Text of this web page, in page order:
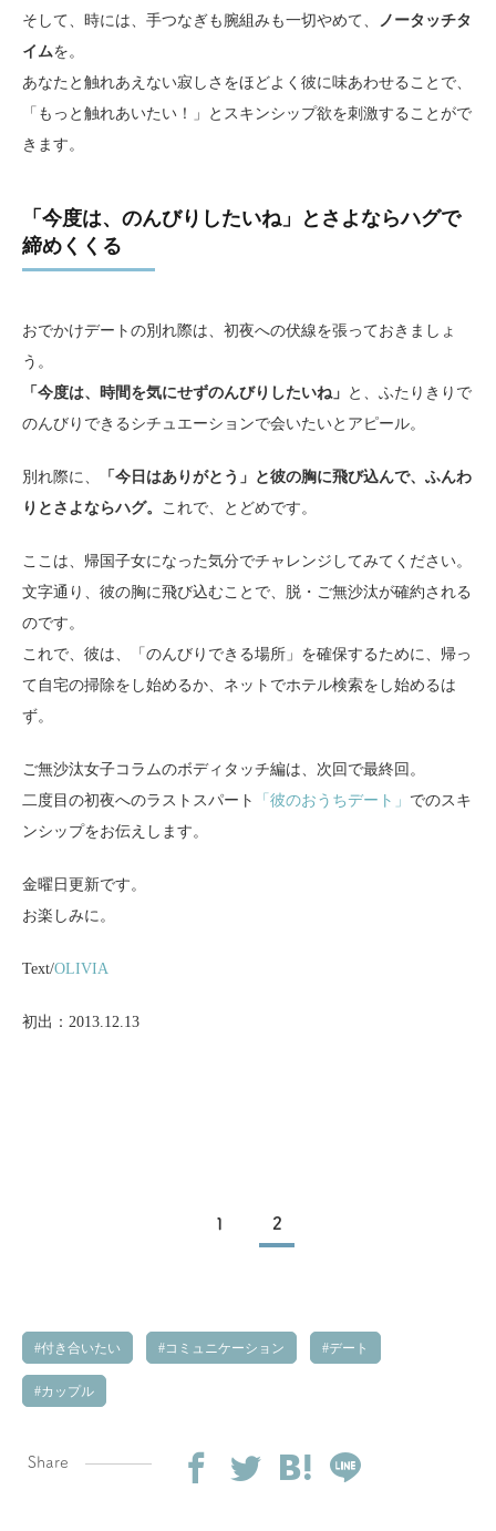
そして、時には、手つなぎも腕組みも一切やめて、
ノータッチタ
イムを。
あなたと触れあえない寂しさをほどよく彼に味あわせることで、
「もっと触れあいたい！」とスキンシップ欲を刺激することがで
きます。
「今度は、のんびりしたいね」とさよならハグで
締めくくる
おでかけデートの別れ際は、初夜への伏線を張っておきましょ
う。
「今度は、時間を気にせずのんびりしたいね」 と、ふたりきりで
のんびりできるシチュエーションで会いたいとアピール。
別れ際に、
「今日はありがとう」と彼の胸に飛び込んで、ふんわ
りとさよならハグ。 これで、とどめです。
ここは、帰国子女になった気分でチャレンジしてみてください。
文字通り、彼の胸に飛び込むことで、脱・ご無沙汰が確約される
のです。
これで、彼は、「のんびりできる場所」を確保するために、帰っ
て自宅の掃除をし始めるか、ネットでホテル検索をし始めるは
ず。
ご無沙汰女子コラムのボディタッチ編は、次回で最終回。
二度目の初夜へのラストスパート
「彼のおうちデート」 でのスキ
ンシップをお伝えします。
金曜日更新です。
お楽しみに。
Text/OLIVIA
初出：2013.12.13
1 2
付き合いたい コミュニケーション デート
カップル
Share